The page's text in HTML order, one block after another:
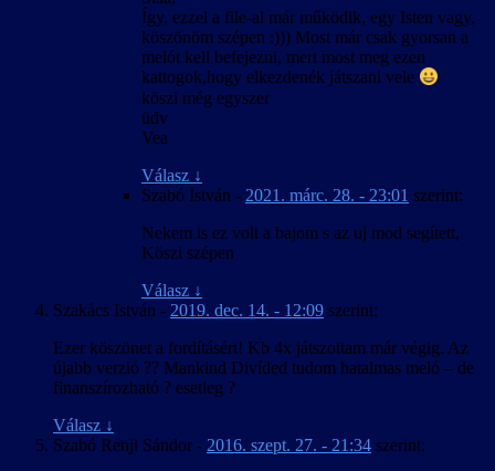
Így, ezzel a file-al már működik, egy Isten vagy,
köszönöm szépen :))) Most már csak gyorsan a
melót kell befejezni, mert most meg ezen
kattogok,hogy elkezdenék játszani vele
köszi még egyszer
üdv
Vea
Válasz ↓
Szabó István - 2021. márc. 28. - 23:01 szerint:
Nekem is ez volt a bajom s az uj mod segített,
Köszi szépen
Válasz ↓
Szakács István - 2019. dec. 14. - 12:09 szerint:
Ezer köszönet a fordításért! Kb 4x játszottam már végig. Az
újabb verzió ?? Mankind Divíded tudom hatalmas meló – de
finanszírozható ? esetleg ?
Válasz ↓
Szabó Renji Sándor - 2016. szept. 27. - 21:34 szerint: